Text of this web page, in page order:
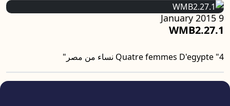
WMB2.27.1
9 January 2015
Quatre femmes D'egypte "4 نساء من مصر"